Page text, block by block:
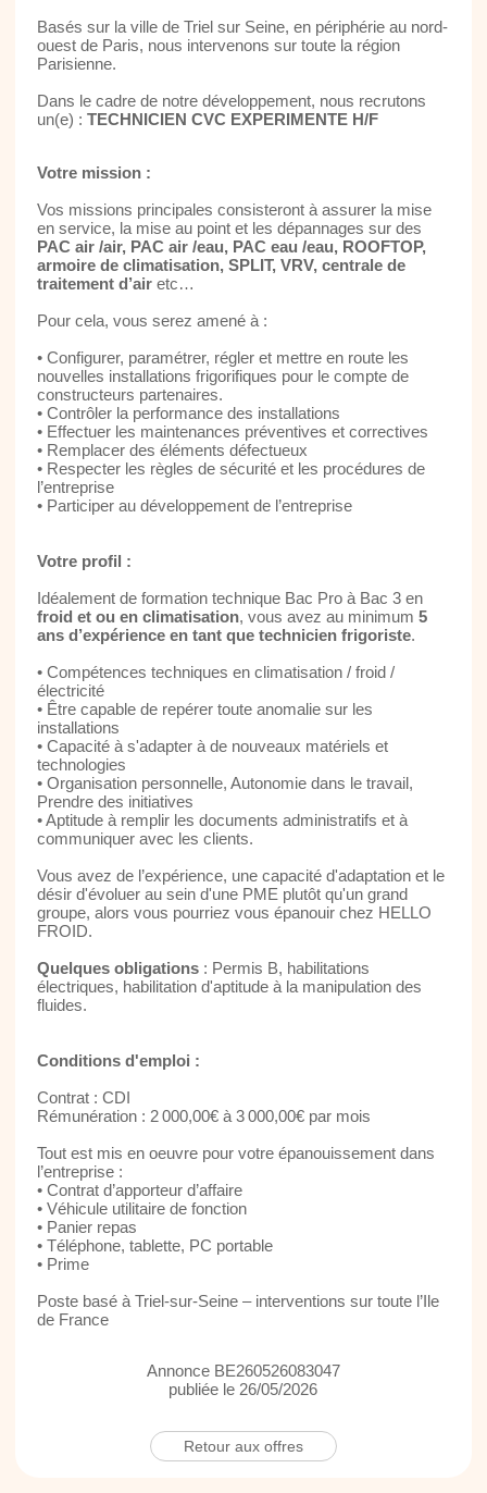
Basés sur la ville de Triel sur Seine, en périphérie au nord-
ouest de Paris, nous intervenons sur toute la région
Parisienne.
Dans le cadre de notre développement, nous recrutons
un(e) : TECHNICIEN CVC EXPERIMENTE H/F
Votre mission :
Vos missions principales consisteront à assurer la mise
en service, la mise au point et les dépannages sur des
PAC air /air, PAC air /eau, PAC eau /eau, ROOFTOP,
armoire de climatisation, SPLIT, VRV, centrale de
traitement d’airetc…
Pour cela, vous serez amené à :
• Configurer, paramétrer, régler et mettre en route les
nouvelles installations frigorifiques pour le compte de
constructeurs partenaires.
• Contrôler la performance des installations
• Effectuer les maintenances préventives et correctives
• Remplacer des éléments défectueux
• Respecter les règles de sécurité et les procédures de
l’entreprise
• Participer au développement de l’entreprise
Votre profil :
Idéalement de formation technique Bac Pro à Bac 3 en
froid et ou en climatisation, vous avez au minimum 5
ans d’expérience en tant que technicien frigoriste.
• Compétences techniques en climatisation / froid /
électricité
• Être capable de repérer toute anomalie sur les
installations
• Capacité à s'adapter à de nouveaux matériels et
technologies
• Organisation personnelle, Autonomie dans le travail,
Prendre des initiatives
• Aptitude à remplir les documents administratifs et à
communiquer avec les clients.
Vous avez de l’expérience, une capacité d'adaptation et le
désir d'évoluer au sein d'une PME plutôt qu'un grand
groupe, alors vous pourriez vous épanouir chez HELLO
FROID.
Quelques obligations: Permis B, habilitations
électriques, habilitation d'aptitude à la manipulation des
fluides.
Conditions d'emploi :
Contrat : CDI
Rémunération : 2 000,00€ à 3 000,00€ par mois
Tout est mis en oeuvre pour votre épanouissement dans
l’entreprise :
• Contrat d’apporteur d’affaire
• Véhicule utilitaire de fonction
• Panier repas
• Téléphone, tablette, PC portable
• Prime
Poste basé à Triel-sur-Seine – interventions sur toute l’Ile
de France
Annonce BE260526083047
publiée le 26/05/2026
Retour aux offres